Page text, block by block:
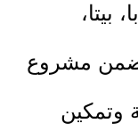
بيتا،
ضمن مشروع
وتمكين